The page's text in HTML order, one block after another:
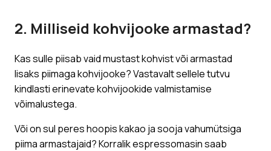
2. Milliseid kohvijooke armastad?
Kas sulle piisab vaid mustast kohvist või armastad
lisaks piimaga kohvijooke? Vastavalt sellele tutvu
kindlasti erinevate kohvijookide valmistamise
võimalustega.
Või on sul peres hoopis kakao ja sooja vahumütsiga
piima armastajaid? Korralik espressomasin saab